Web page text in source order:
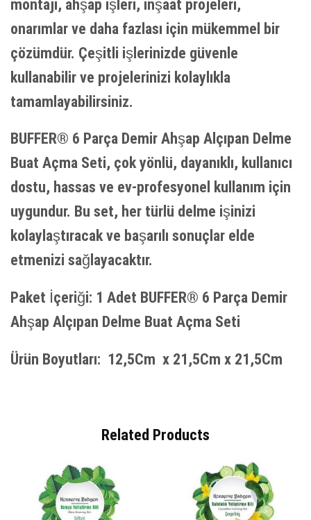
montajı, ahşap işleri, inşaat projeleri,
onarımlar ve daha fazlası için mükemmel bir
çözümdür. Çeşitli işlerinizde güvenle
kullanabilir ve projelerinizi kolaylıkla
tamamlayabilirsiniz.
BUFFER® 6 Parça Demir Ahşap Alçıpan Delme
Buat Açma Seti, çok yönlü, dayanıklı, kullanıcı
dostu, hassas ve ev-profesyonel kullanım için
uygundur. Bu set, her türlü delme işinizi
kolaylaştıracak ve başarılı sonuçlar elde
etmenizi sağlayacaktır.
Paket İçeriği: 1 Adet BUFFER® 6 Parça Demir
Ahşap Alçıpan Delme Buat Açma Seti
Ürün Boyutları: 12,5Cm x 21,5Cm x 21,5Cm
Related Products